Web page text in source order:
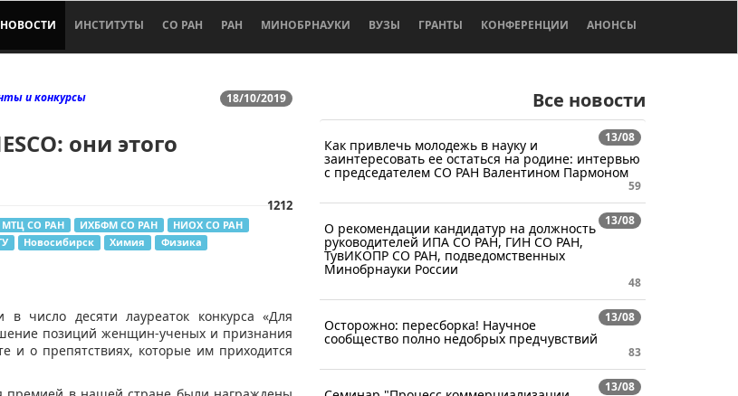
НОВОСТИ ИНСТИТУТЫ СО РАН РАН МИНОБРНАУКИ ВУЗЫ ГРАНТЫ КОНФЕРЕНЦИИ АНОНСЫ
18/10/2019
и конкурсы
они этого
1212
МТЦ СО РАН ИХБФМ СО РАН
НИОХ СО РАН
Новосибирск Химия
Физика
число десяти лауреаток конкурса «Для
позиций женщин-ученых и признания
и о препятствиях, которые им приходится
Все новости
13/08
Как привлечь молодежь в науку и
заинтересовать ее остаться на родине: интервью
с председателем СО РАН Валентином Пармоном
59
13/08
О рекомендации кандидатур на должность
руководителей ИПА СО РАН, ГИН СО РАН,
ТувИКОПР СО РАН, подведомственных
Минобрнауки России
48
13/08
Осторожно: пересборка! Научное
сообщество полно недобрых предчувствий
83
13/08